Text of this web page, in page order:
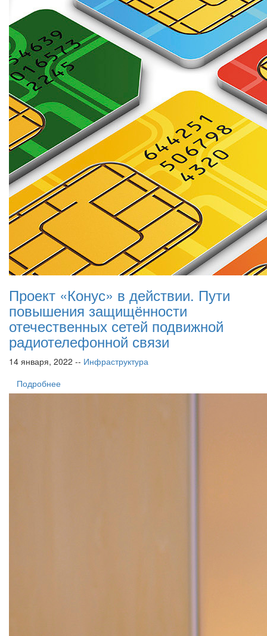
Проект «Конус» в действии. Пути
повышения защищённости
отечественных сетей подвижной
радиотелефонной связи
14 января, 2022 -- Инфраструктура
Подробнее